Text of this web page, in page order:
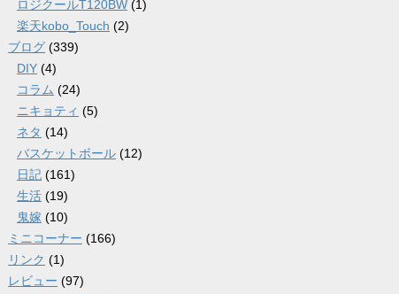
ロジクールT120BW (1)
楽天kobo_Touch (2)
ブログ (339)
DIY (4)
コラム (24)
ニキョティ (5)
ネタ (14)
バスケットボール (12)
日記 (161)
生活 (19)
鬼嫁 (10)
ミニコーナー (166)
リンク (1)
レビュー (97)